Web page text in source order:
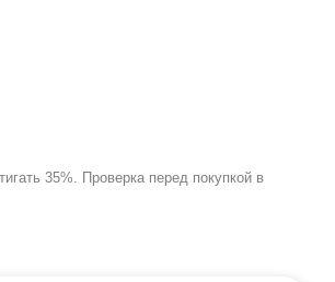
35%. Проверка перед покупкой в